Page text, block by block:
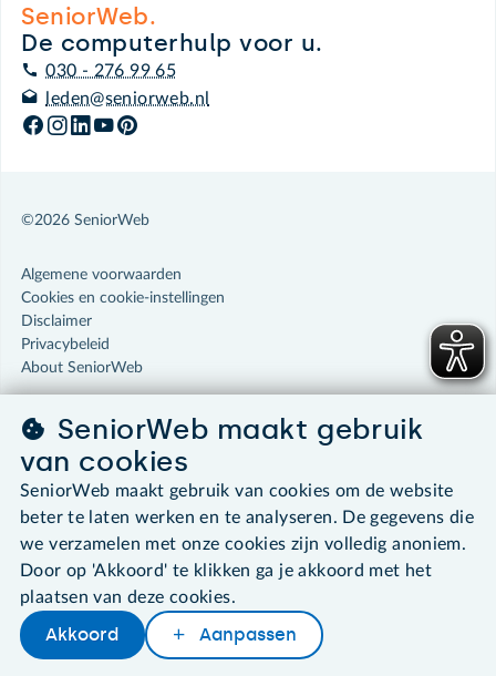
Later lezenDelen
SeniorWeb.
De computerhulp voor u.
030 - 276 99 65
leden@seniorweb.nl
©2026 SeniorWeb
Algemene voorwaarden
Cookies en cookie-instellingen
Disclaimer
Privacybeleid
About SeniorWeb
SeniorWeb maakt gebruik
van cookies
SeniorWeb maakt gebruik van cookies om de website
beter te laten werken en te analyseren. De gegevens die
we verzamelen met onze cookies zijn volledig anoniem.
Door op 'Akkoord' te klikken ga je akkoord met het
plaatsen van deze cookies.
Akkoord Aanpassen